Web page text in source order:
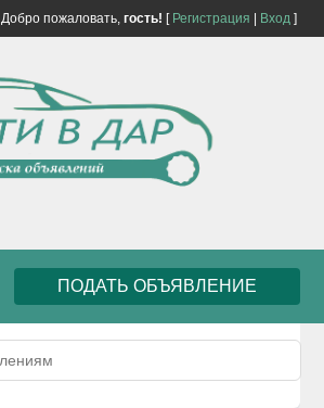
Добро пожаловать, гость! [ Регистрация Вход]
ПОДАТЬ ОБЪЯВЛЕНИЕ